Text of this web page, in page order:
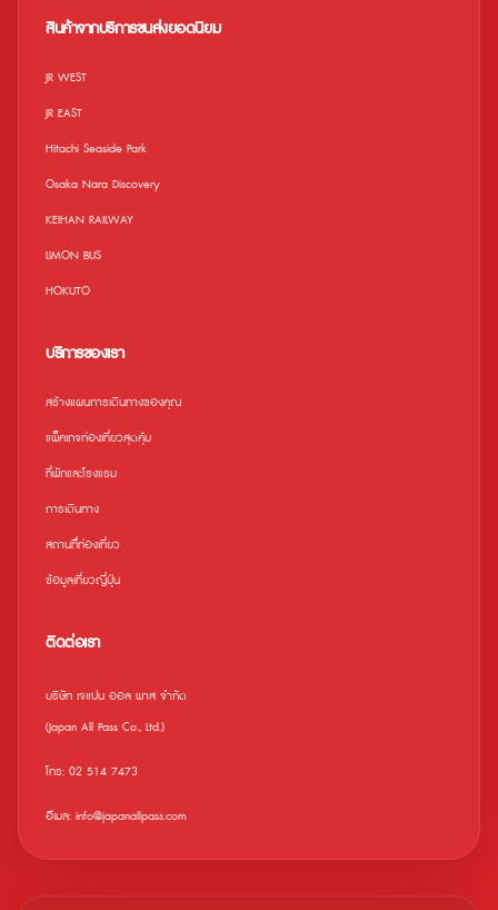
สินค้าจากบริการขนส่งยอดนิยม
JR WEST
JR EAST
Hitachi Seaside Park
Osaka Nara Discovery
KEIHAN RAILWAY
LIMON BUS
HOKUTO
บริการของเรา
สร้างแผนการเดินทางของคุณ
แพ็คเกจท่องเที่ยวสุดคุ้ม
ที่พักและโรงแรม
การเดินทาง
สถานที่ืท่องเที่ยว
ข้อมูลเที่ยวญี่ปุ่น
ติดต่อเรา
บริษัท เจแปน ออล พาส จำกัด
(Japan All Pass Co., Ltd.)
โทร: 02 514 7473
อีเมล: info@japanallpass.com